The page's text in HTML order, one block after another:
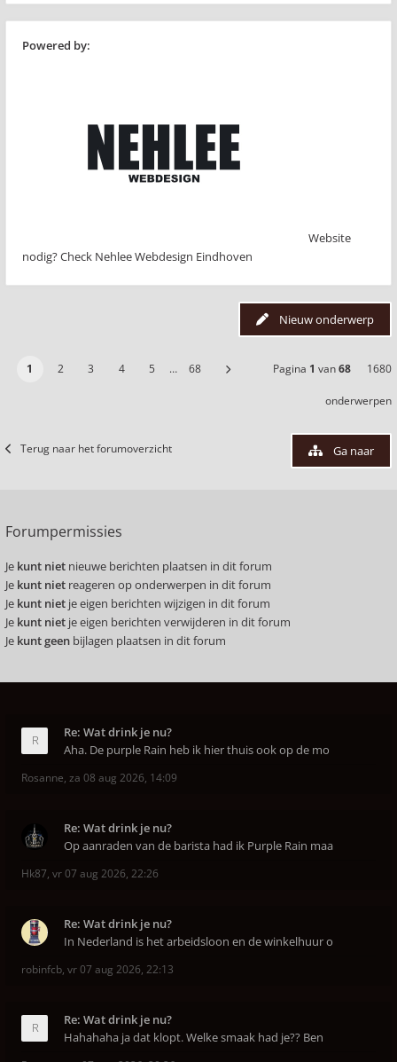
Powered by:
Website
nodig? Check Nehlee Webdesign Eindhoven
Nieuw onderwerp
1 2 3 4 5 … 68 Pagina 1 van68 1680
onderwerpen
Terug naar het forumoverzicht Ga naar
Forumpermissies
Je kunt niet nieuwe berichten plaatsen in dit forum
Je kunt niet reageren op onderwerpen in dit forum
Je kunt niet je eigen berichten wijzigen in dit forum
Je kunt niet je eigen berichten verwijderen in dit forum
Je kunt geen bijlagen plaatsen in dit forum
Re: Wat drink je nu?
Aha. De purple Rain heb ik hier thuis ook op de mo
Rosanne, za 08 aug 2026, 14:09
Re: Wat drink je nu?
Op aanraden van de barista had ik Purple Rain maa
Hk87, vr 07 aug 2026, 22:26
Re: Wat drink je nu?
In Nederland is het arbeidsloon en de winkelhuur o
robinfcb, vr 07 aug 2026, 22:13
Re: Wat drink je nu?
Hahahaha ja dat klopt. Welke smaak had je?? Ben